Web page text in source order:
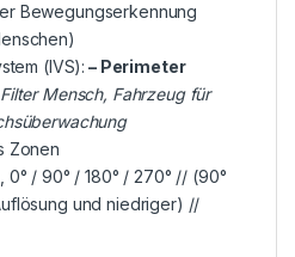
Bewegungserkennung
(IVS): – Perimeter
Mensch, Fahrzeug für
Zonen
/ 90° / 180° / 270° // (90°
und niedriger) //